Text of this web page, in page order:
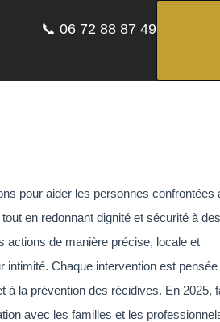
📞 06 72 88 87 49
pour aider les personnes confrontées
en redonnant dignité et sécurité à des
actions de manière précise, locale et
intimité. Chaque intervention est
à la prévention des récidives. En 2025,
avec les familles et les